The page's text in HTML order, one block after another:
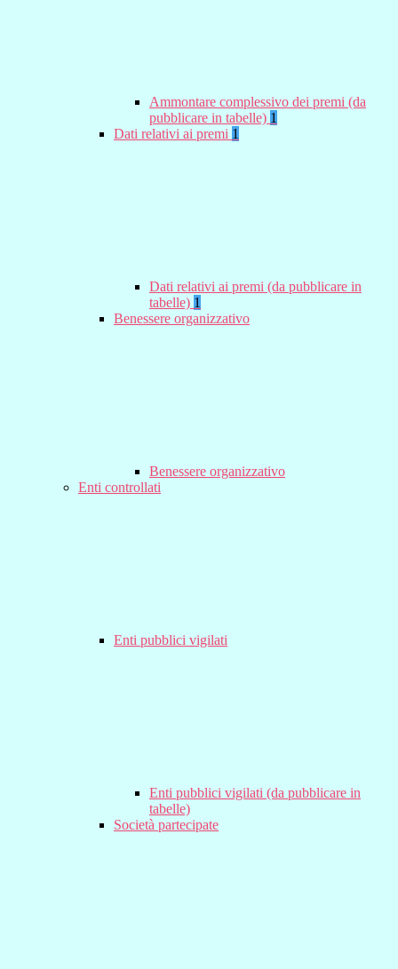
Ammontare complessivo dei premi (da
pubblicare in tabelle) 1
Dati relativi ai premi 1
Dati relativi ai premi (da pubblicare in
tabelle) 1
Benessere organizzativo
Benessere organizzativo
Enti controllati
Enti pubblici vigilati
Enti pubblici vigilati (da pubblicare in
tabelle)
Società partecipate